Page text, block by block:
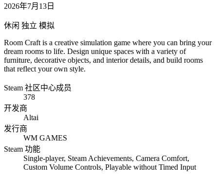
2026年7月13日
休闲 独立 模拟
Room Craft is a creative simulation game where you can bring your
dream rooms to life. Design unique spaces with a variety of
furniture, decorative objects, and interior details, and build rooms
that reflect your own style.
Steam 社区中心成员
378
开发商
Altai
发行商
WM GAMES
Steam 功能
Single-player, Steam Achievements, Camera Comfort,
Custom Volume Controls, Playable without Timed Input